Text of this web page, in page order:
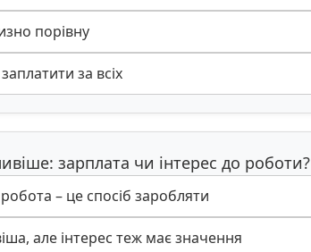
порівну
за всіх
зарплата чи інтерес до роботи?
– це спосіб заробляти
але інтерес теж має значення